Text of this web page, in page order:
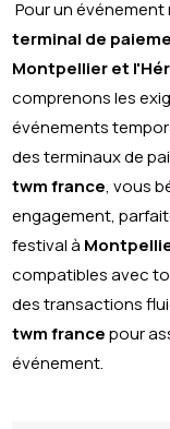
Pour un
terminal de
Montpellier et
comprenons les
événements
des terminaux de
twm france, vous
engagement,
festival à
compatibles avec
des transactions
twm francepour
événement.